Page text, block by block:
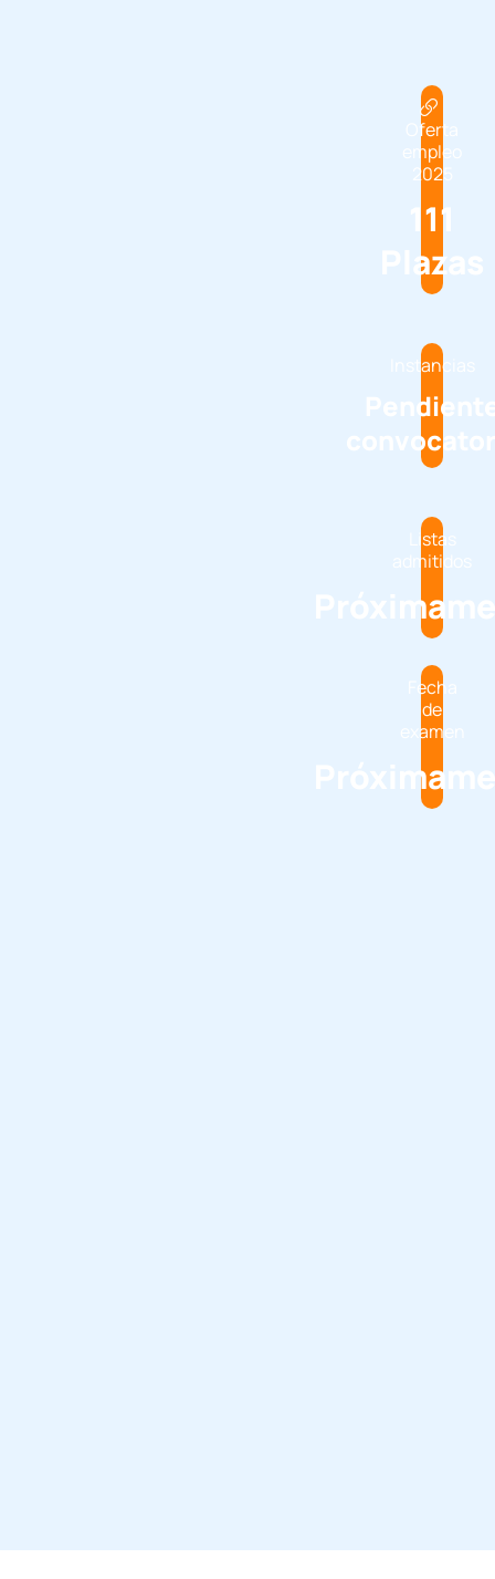
Oferta
empleo
2025
111
Plazas
Instancias
Listas
admitidos
Fecha
de
examen